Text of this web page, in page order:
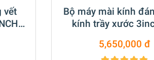
vết
Bộ máy mài kính
kính trầy xước
5,650,000 đ